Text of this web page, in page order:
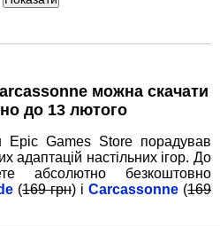
можна скачати
до 13 лютого
Epic Games Store порадував
адаптацій настільних ігор. До
абсолютно безкоштовно
(169 грн) іCarcassonne (169